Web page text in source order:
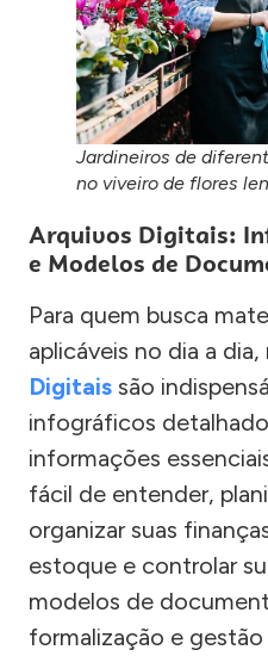
Jardineiros de
no viveiro de flores
Arquivos Digitais:
e Modelos de
Para quem busca
aplicáveis no dia a dia,
Digitais são
infográficos
informações
fácil de entender,
organizar suas
estoque e controlar
modelos de
formalização e